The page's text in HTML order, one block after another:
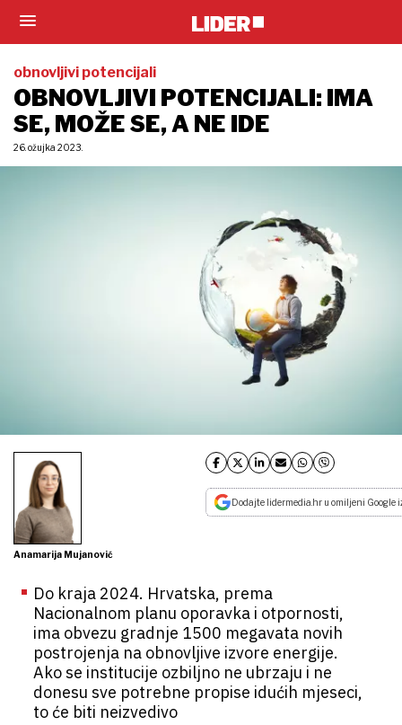
obnovljivi potencijali
OBNOVLJIVI POTENCIJALI: IMA
SE, MOŽE SE, A NE IDE
26. ožujka 2023.
Anamarija Mujanović
Dodajte lidermedia.hr u omiljeni Google
Do kraja 2024. Hrvatska, prema
Nacionalnom planu oporavka i otpornosti,
ima obvezu gradnje 1500 megavata novih
postrojenja na obnovljive izvore energije.
Ako se institucije ozbiljno ne ubrzaju i ne
donesu sve potrebne propise idućih mjeseci,
to će biti neizvedivo